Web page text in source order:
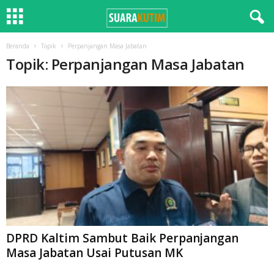
Beranda Topik Perpanjangan Masa Jabatan
Topik: Perpanjangan Masa Jabatan
DPRD Kaltim Sambut Baik Perpanjangan
Masa Jabatan Usai Putusan MK